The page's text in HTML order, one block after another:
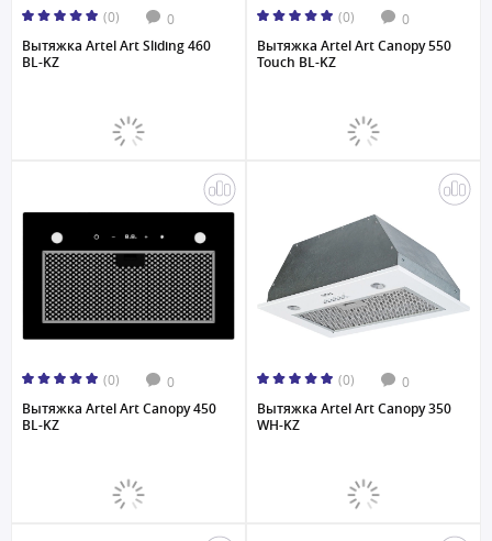
(0) 0
Вытяжка Artel Art Sliding 460
BL-KZ
(0) 0
Вытяжка Artel Art Canopy 550
Touch BL-KZ
(0) 0
Вытяжка Artel Art Canopy 450
BL-KZ
(0) 0
Вытяжка Artel Art Canopy 350
WH-KZ